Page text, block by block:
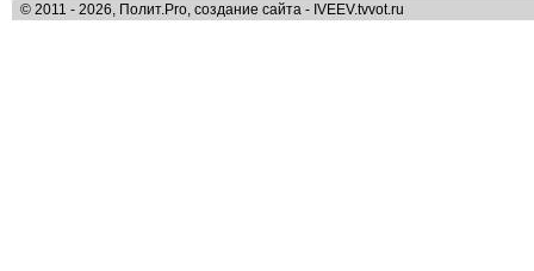
© 2011 - 2026, Полит.Pro, создание сайта - IVEEV.tvvot.ru